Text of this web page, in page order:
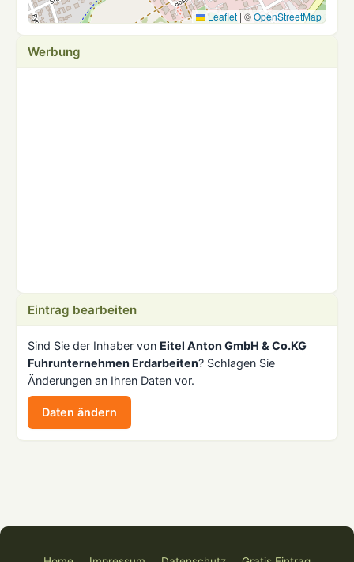
Leaflet | ©OpenStreetMap
Werbung
Eintrag bearbeiten
Sind Sie der Inhaber von Eitel Anton GmbH & Co.KG
Fuhrunternehmen Erdarbeiten? Schlagen Sie
Änderungen an Ihren Daten vor.
Daten ändern